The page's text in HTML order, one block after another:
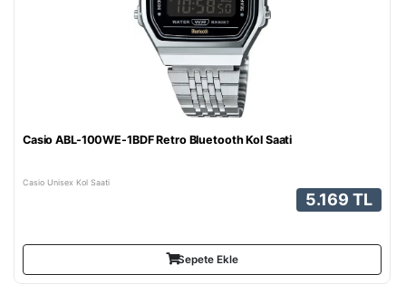
Casio ABL-100WE-1BDF Retro Bluetooth Kol Saati
Casio Unisex Kol Saati
5.169 TL
Sepete Ekle